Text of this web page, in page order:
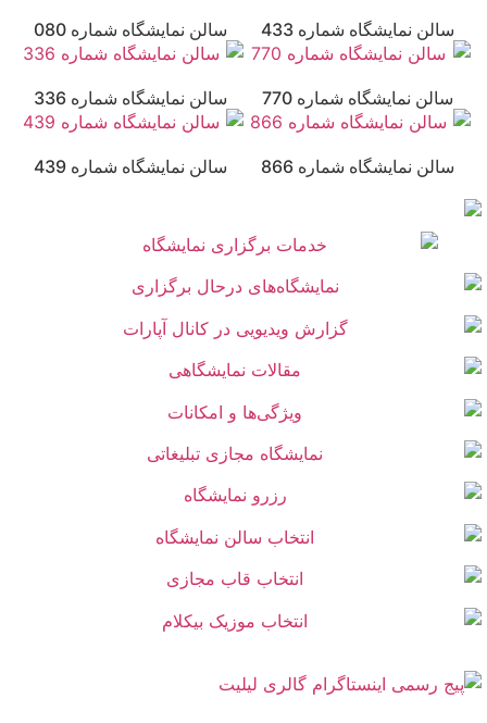
سالن نمایشگاه شماره 433 سالن نمایشگاه شماره 080
سالن نمایشگاه شماره 770 سالن نمایشگاه شماره 336
سالن نمایشگاه شماره 866 سالن نمایشگاه شماره 439